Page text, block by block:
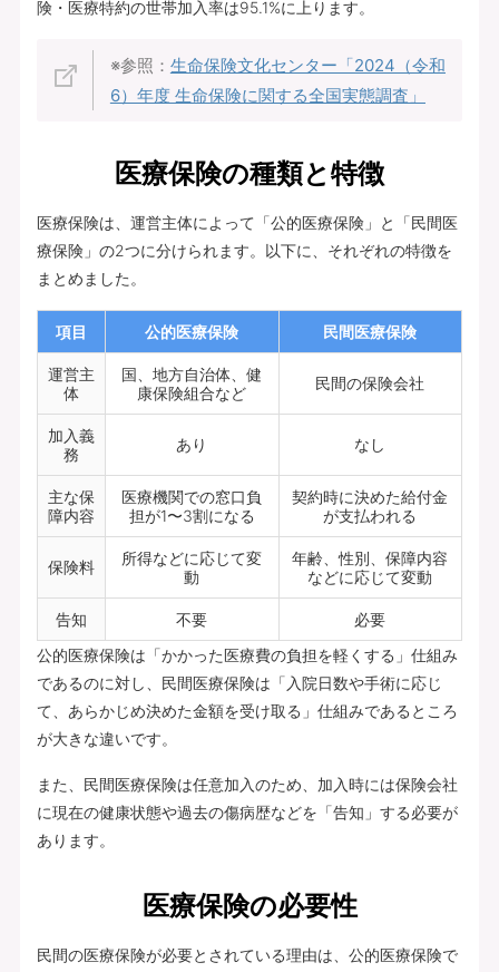
険・医療特約の世帯加入率は95.1%に上ります。
※参照： 生命保険文化センター「2024（令和
6）年度 生命保険に関する全国実態調査」
医療保険の種類と特徴
医療保険は、運営主体によって「公的医療保険」と「民間医
療保険」の2つに分けられます。以下に、それぞれの特徴を
まとめました。
項目 公的医療保険 民間医療保険
運営主
体
国、地方自治体、健
康保険組合など
民間の保険会社
加入義
務
あり なし
主な保
障内容
医療機関での窓口負
担が1〜3割になる
契約時に決めた給付金
が支払われる
保険料
所得などに応じて変
動
年齢、性別、保障内容
などに応じて変動
告知 不要
必要
公的医療保険は「かかった医療費の負担を軽くする」仕組み
であるのに対し、民間医療保険は「入院日数や手術に応じ
て、あらかじめ決めた金額を受け取る」仕組みであるところ
が大きな違いです。
また、民間医療保険は任意加入のため、加入時には保険会社
に現在の健康状態や過去の傷病歴などを「告知」する必要が
あります。
医療保険の必要性
民間の医療保険が必要とされている理由は、公的医療保険で